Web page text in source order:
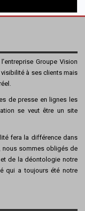
Groupe Vision
à ses clients mais
de presse en lignes les
se veut être un site
fera la différence dans
nous sommes obligés de
de la déontologie notre
qui a toujours été notre